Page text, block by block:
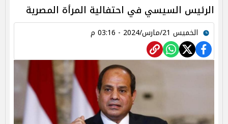
الرئيس السيسي في احتفالية المرأة المصرية
الخميس 21/مارس/2024 - 03:16 م